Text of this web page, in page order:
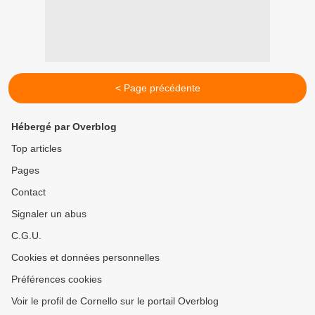
< Page précédente
Hébergé par Overblog
Top articles
Pages
Contact
Signaler un abus
C.G.U.
Cookies et données personnelles
Préférences cookies
Voir le profil de Cornello sur le portail Overblog